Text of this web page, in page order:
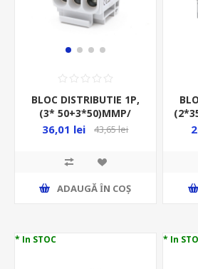
BLOC DISTRIBUTIE 1P,
(3* 50+3*50)MMP/
6GAURI,, 160A, GRI,
36,01 lei 43,65 lei
ADAUGĂ ȊN COŞ
* In STOC * In